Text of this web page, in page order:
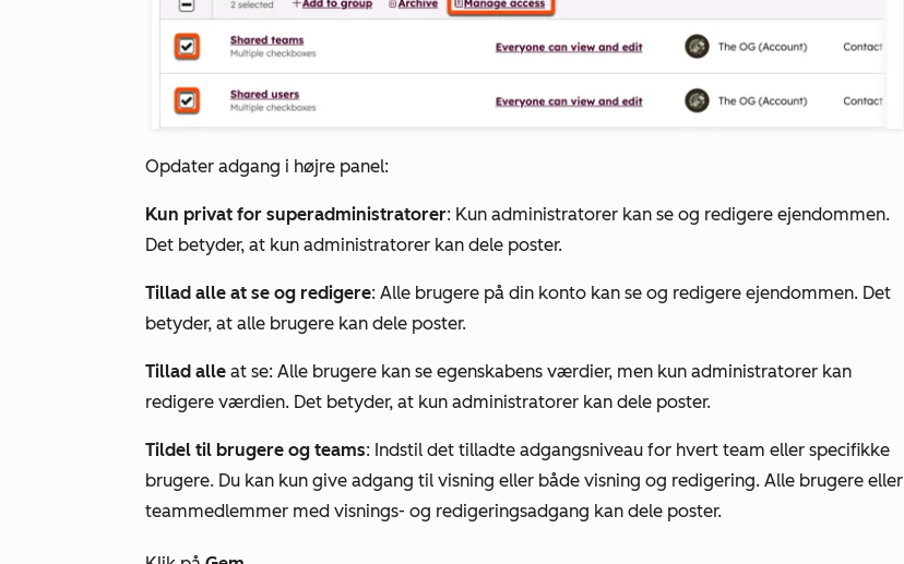
Opdater adgang i højre panel:
Kun privat for superadministratorer: Kun administratorer kan se og redigere ejendommen.
Det betyder, at kun administratorer kan dele poster.
Tillad alle at se og redigere: Alle brugere på din konto kan se og redigere ejendommen. Det
betyder, at alle brugere kan dele poster.
Tillad alle at se: Alle brugere kan se egenskabens værdier, men kun administratorer kan
redigere værdien. Det betyder, at kun administratorer kan dele poster.
Tildel til brugere og teams: Indstil det tilladte adgangsniveau for hvert team eller specifikke
brugere. Du kan kun give adgang til visning eller både visning og redigering. Alle brugere eller
teammedlemmer med visnings- og redigeringsadgang kan dele poster.